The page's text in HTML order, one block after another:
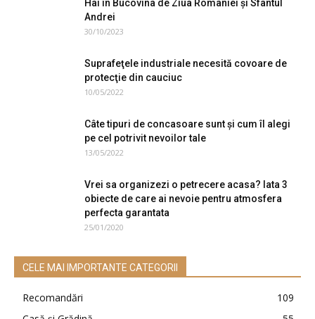
Hai în Bucovina de Ziua României şi Sfântul
Andrei
30/10/2023
Suprafeţele industriale necesită covoare de
protecţie din cauciuc
10/05/2022
Câte tipuri de concasoare sunt și cum îl alegi
pe cel potrivit nevoilor tale
13/05/2022
Vrei sa organizezi o petrecere acasa? Iata 3
obiecte de care ai nevoie pentru atmosfera
perfecta garantata
25/01/2020
CELE MAI IMPORTANTE CATEGORII
Recomandări
109